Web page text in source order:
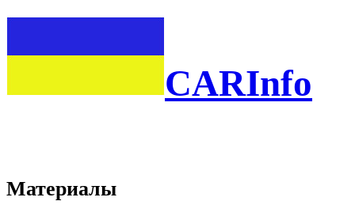
CARInfo
Материалы